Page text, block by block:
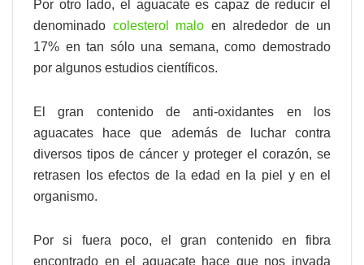
Por otro lado, el aguacate es capaz de reducir el
denominado colesterol malo en alrededor de un
17% en tan sólo una semana, como demostrado
por algunos estudios científicos.
El gran contenido de anti-oxidantes en los
aguacates hace que además de luchar contra
diversos tipos de cáncer y proteger el corazón, se
retrasen los efectos de la edad en la piel y en el
organismo.
Por si fuera poco, el gran contenido en fibra
encontrado en el aguacate hace que nos invada